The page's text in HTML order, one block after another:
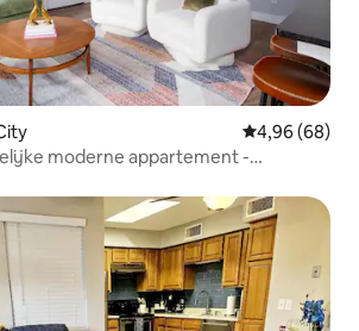
Gemiddelde
4,96 (68)
moderne appartement -